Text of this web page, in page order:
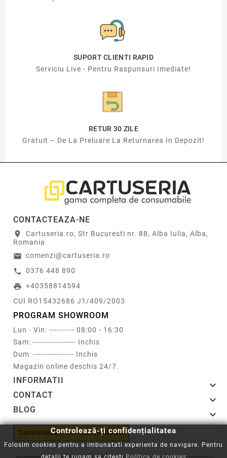
SUPORT CLIENTI RAPID
Serviciu Live - Pentru Raspunsuri Imediate!
RETUR 30 ZILE
Gratuit – De La Preluare La Returnarea In Depozit!
CONTACTEAZA-NE
location_on
Cartuseria.ro, Str Bucuresti nr. 88, Alba Iulia, Alba,
Romania
email comenzi@cartuseria.ro
call 0376 448 890
print +40358814594
CUI RO15432686 J1/409/2003
PROGRAM SHOWROOM
Lun - Vin: ---------- 08:00 - 16:30
Sam: ----------------- Inchis
Dum: ---------------- Inchis
Magazin online deschis 24/7.
INFORMATII 
CONTACT 
BLOG 
Controlează-ți confidențialitatea
Controlează-ți confidențialitatea
Folosim cookies pentru a imbunatati experienta de navigare. Pentru